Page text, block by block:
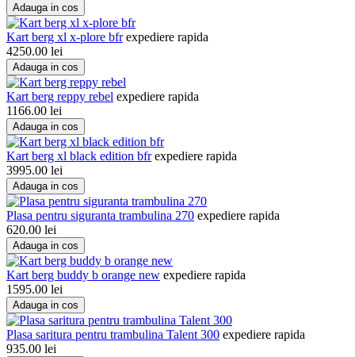
Adauga in cos
Kart berg xl x-plore bfr expediere rapida
4250.00 lei
Adauga in cos
Kart berg reppy rebel expediere rapida
1166.00 lei
Adauga in cos
Kart berg xl black edition bfr expediere rapida
3995.00 lei
Adauga in cos
Plasa pentru siguranta trambulina 270 expediere rapida
620.00 lei
Adauga in cos
Kart berg buddy b orange new expediere rapida
1595.00 lei
Adauga in cos
Plasa saritura pentru trambulina Talent 300 expediere rapida
935.00 lei